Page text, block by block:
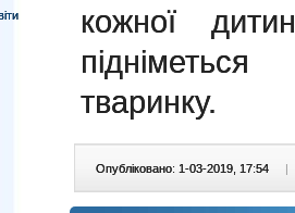
кожної
тваринку.
Опубліковано: 1-03-2019, 17:54 |